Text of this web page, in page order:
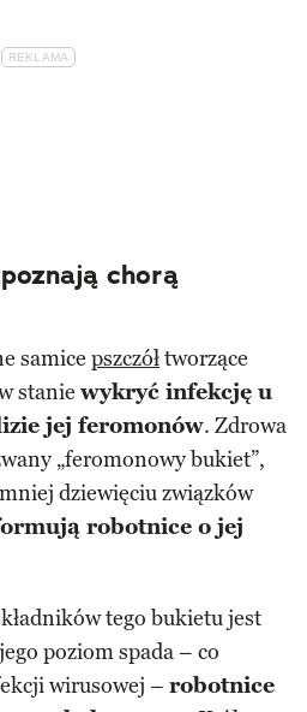
chorą
samice pszczółtworzące
stanie wykryć infekcję u
jej feromonów. Zdrowa
„feromonowy bukiet”,
dziewięciu związków
robotnice o jej
tego bukietu jest
poziom spada – co
wirusowej – robotnice